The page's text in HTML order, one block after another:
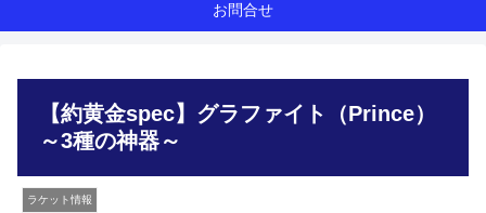
お問合せ
【約黄金spec】グラファイト（Prince）
～3種の神器～
ラケット情報